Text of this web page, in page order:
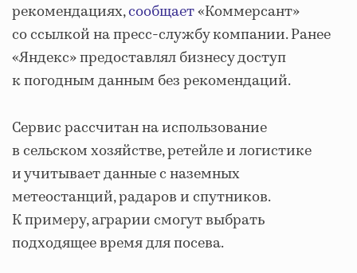
рекомендациях,сообщает«Коммерсант»
со ссылкой на пресс-службу компании. Ранее
«Яндекс» предоставлял бизнесу доступ
к погодным данным без рекомендаций.
Сервис рассчитан на использование
в сельском хозяйстве, ретейле и логистике
и учитывает данные с наземных
метеостанций, радаров и спутников.
К примеру, аграрии смогут выбрать
подходящее время для посева.